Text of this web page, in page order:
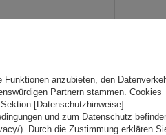
anzubieten, den
Partnern stammen. Cookies
[Datenschutzhinweise]
und zum Datenschutz
). Durch die Zustimmung erklären